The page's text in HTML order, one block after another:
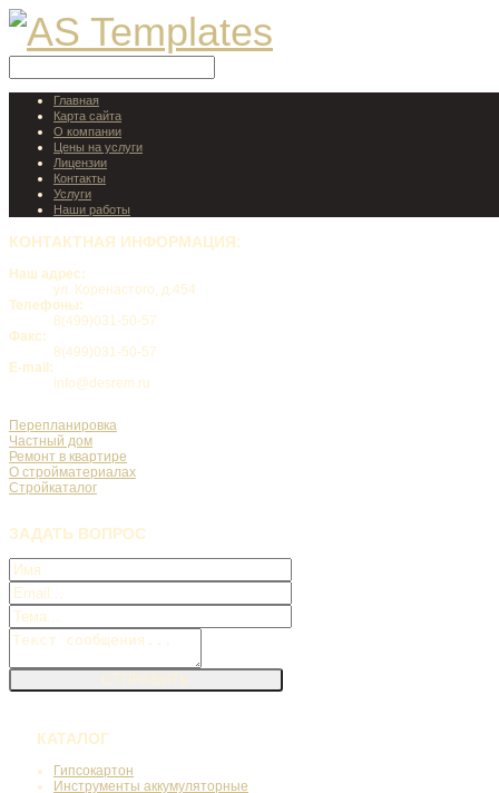
Главная
Карта сайта
О компании
Цены на услуги
Лицензии
Контакты
Услуги
Наши работы
КОНТАКТНАЯ ИНФОРМАЦИЯ:
Наш адрес:
ул. Коренастого, д.454
Телефоны:
8(499)031-50-57
Факс:
8(499)031-50-57
E-mail:
info@desrem.ru
Перепланировка
Частный дом
Ремонт в квартире
О стройматериалах
Стройкаталог
ЗАДАТЬ ВОПРОС
КАТАЛОГ
Гипсокартон
Инструменты аккумуляторные